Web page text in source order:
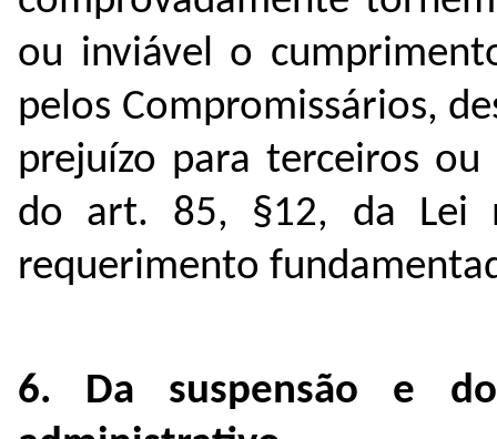
ou inviável o
pelos Compromissários,
prejuízo para terceiros
do art. 85, §12, da Lei
requerimento
6. Da suspensão e